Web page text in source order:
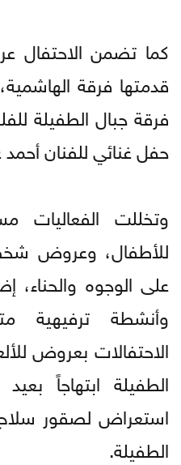
كما تضمن
قدمتها فرقة
فرقة جبال الطفيلة
حفل غنائي للفنان أحمد
وتخللت الفعاليات
للأطفال، وعروض
على الوجوه والحناء،
وأنشطة ترفيهية
الاحتفالات بعروض
الطفيلة ابتهاجاً
استعراض لصقور
الطفيلة.